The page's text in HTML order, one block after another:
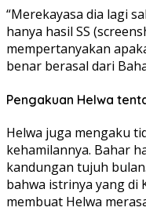
“Merekayasa dia lagi
hanya hasil SS
mempertanyakan
benar berasal dari
Pengakuan Helwa
Helwa juga mengaku
kehamilannya. Bahar
kandungan tujuh
bahwa istrinya yang di
membuat Helwa